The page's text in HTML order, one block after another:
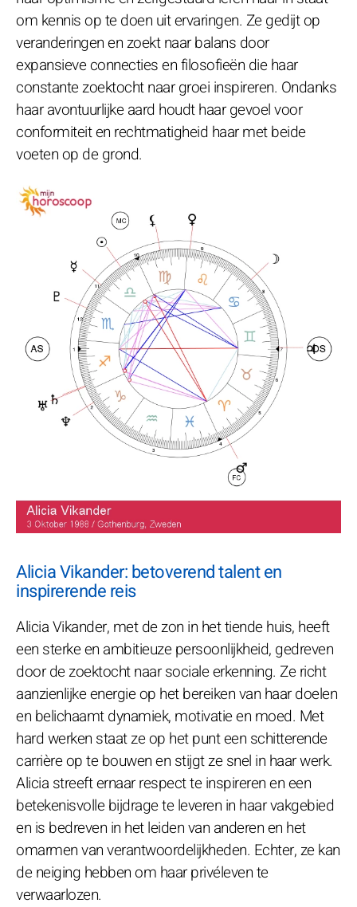
om kennis op te doen uit ervaringen. Ze gedijt op
veranderingen en zoekt naar balans door
expansieve connecties en filosofieën die haar
constante zoektocht naar groei inspireren. Ondanks
haar avontuurlijke aard houdt haar gevoel voor
conformiteit en rechtmatigheid haar met beide
voeten op de grond.
Alicia Vikander: betoverend talent en
inspirerende reis
Alicia Vikander, met de zon in het tiende huis, heeft
een sterke en ambitieuze persoonlijkheid, gedreven
door de zoektocht naar sociale erkenning. Ze richt
aanzienlijke energie op het bereiken van haar doelen
en belichaamt dynamiek, motivatie en moed. Met
hard werken staat ze op het punt een schitterende
carrière op te bouwen en stijgt ze snel in haar werk.
Alicia streeft ernaar respect te inspireren en een
betekenisvolle bijdrage te leveren in haar vakgebied
en is bedreven in het leiden van anderen en het
omarmen van verantwoordelijkheden. Echter, ze kan
de neiging hebben om haar privéleven te
verwaarlozen.